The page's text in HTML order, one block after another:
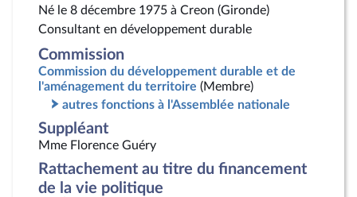
Né le 8 décembre 1975 à Creon (Gironde)
Consultant en développement durable
Commission
Commission du développement durable et de
l'aménagement du territoire (Membre)
autres fonctions à l'Assemblée nationale
Suppléant
Mme Florence Guéry
Rattachement au titre du financement
de la vie politique